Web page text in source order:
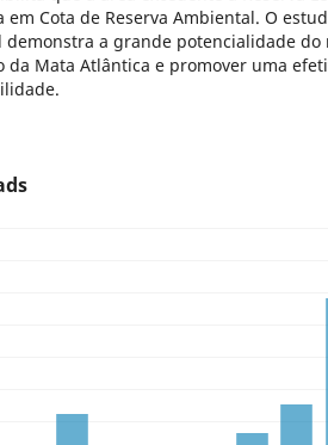
em Cota de Reserva Ambiental. O
demonstra a grande potencialidade do
da Mata Atlântica e promover uma